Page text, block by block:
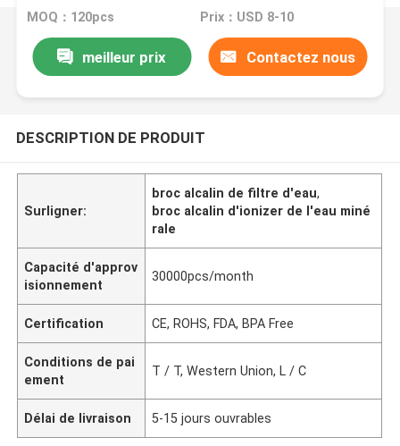
MOQ：120pcs Prix：USD 8-10
meilleur prix Contactez nous
DESCRIPTION DE PRODUIT
Surligner:
broc alcalin de filtre d'eau,
broc alcalin d'ionizer de l'eau miné
rale
Capacité d'approv
isionnement
30000pcs/month
Certification CE, ROHS, FDA, BPA Free
Conditions de pai
ement
T / T, Western Union, L / C
Délai de livraison 5-15 jours ouvrables